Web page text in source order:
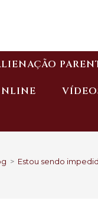
> Estou sendo